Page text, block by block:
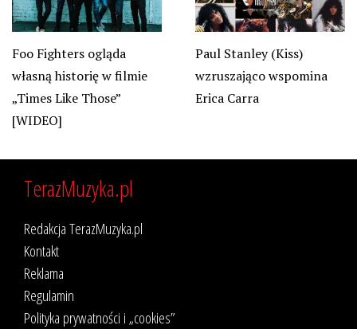
Foo Fighters ogląda
własną historię w filmie
„Times Like Those”
[WIDEO]
Paul Stanley (Kiss)
wzruszająco wspomina
Erica Carra
TerazMuzyka.pl
Redakcja TerazMuzyka.pl
Kontakt
Reklama
Regulamin
Polityka prywatności i „cookies”